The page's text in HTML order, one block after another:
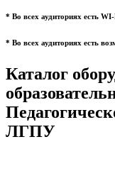
* Во всех аудиториях есть
* Во всех аудиториях есть
Каталог
ЛГПУ